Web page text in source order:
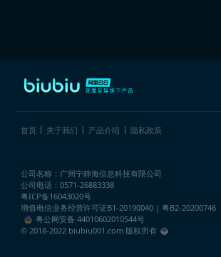
首页 关于我们 产品介绍 隐私政策
公司名称：广州宁静海信息科技有限公司
公司电话：0571-26883338
粤ICP备16043020号
增值电信业务经营许可证B1-20190040 | 粤B2-20200746
粤公网安备 44010602010544号
© 2018-2022 biubiu001.com 版权所有